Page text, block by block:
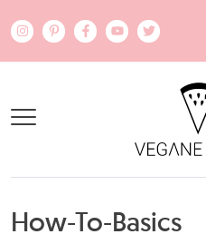
How-To-Basics